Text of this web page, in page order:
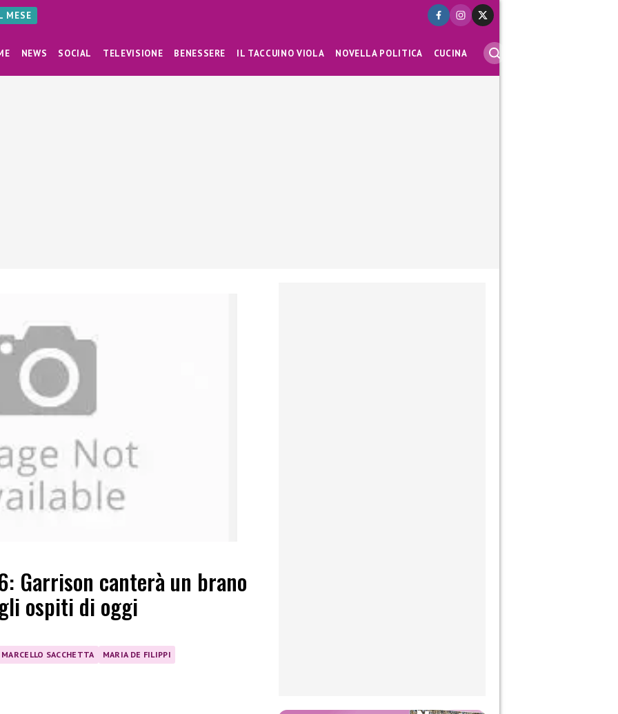
MESE
NEWS SOCIAL TELEVISIONE BENESSERE IL TACCUINO VIOLA NOVELLA POLITICA CUCINA
Garrison canterà un brano
ospiti di oggi
MARCELLO SACCHETTA MARIA DE FILIPPI